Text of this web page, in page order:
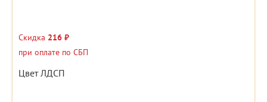
Скидка 216 ₽
при оплате по СБП
Цвет ЛДСП